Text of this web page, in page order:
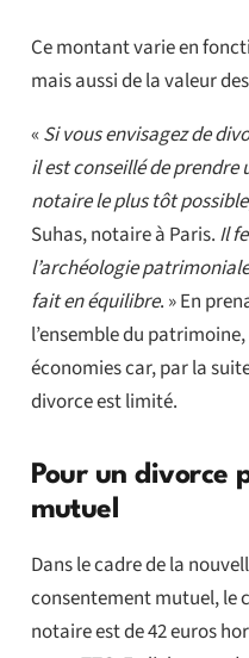
Ce montant varie en
mais aussi de la valeur
«Si vous envisagez de
il est conseillé de prendre
notaire le plus tôt possible
Suhas, notaire à Paris. Il
l’archéologie
fait en équilibre. » En
l’ensemble du
économies car, par la
divorce est limité.
Pour un divorce
mutuel
Dans le cadre de la
consentement mutuel, le
notaire est de 42 euros